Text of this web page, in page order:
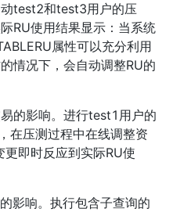
test2和test3用户的压
RU使用结果显示：当系统
属性可以充分利用
情况下，会自动调整RU的
的影响。进行test1用户的
在压测过程中在线调整资
即时反应到实际RU使
影响。执行包含子查询的